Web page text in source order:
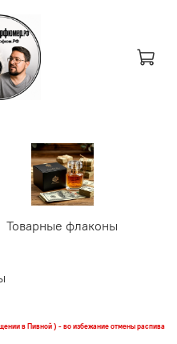
Товарные флаконы
в Пивной ) - во избежание отмены распива